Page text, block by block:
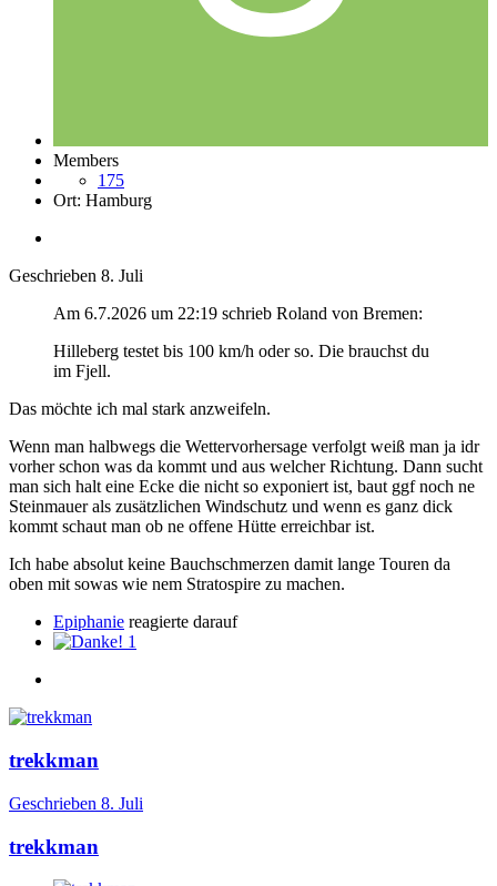
Members
175
Ort: Hamburg
Geschrieben 8. Juli
Am 6.7.2026 um 22:19 schrieb Roland von Bremen:
Hilleberg testet bis 100 km/h oder so. Die brauchst du
im Fjell.
Das möchte ich mal stark anzweifeln.
Wenn man halbwegs die Wettervorhersage verfolgt weiß man ja idr
vorher schon was da kommt und aus welcher Richtung. Dann sucht
man sich halt eine Ecke die nicht so exponiert ist, baut ggf noch ne
Steinmauer als zusätzlichen Windschutz und wenn es ganz dick
kommt schaut man ob ne offene Hütte erreichbar ist.
Ich habe absolut keine Bauchschmerzen damit lange Touren da
oben mit sowas wie nem Stratospire zu machen.
Epiphanie reagierte darauf
1
trekkman
Geschrieben 8. Juli
trekkman